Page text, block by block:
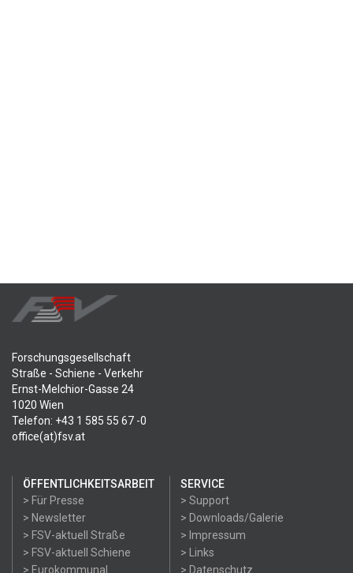
Forschungsgesellschaft
Straße - Schiene - Verkehr
Ernst-Melchior-Gasse 24
1020 Wien
Telefon: +43 1 585 55 67 -0
office(at)fsv.at
ÖFFENTLICHKEITSARBEIT
> Für Presse
> Newsletter
> FSV-aktuell Straße
> FSV-aktuell Schiene
> Eurokommunal
SERVICE
> Support
> Downloads/Galerie
> Impressum
> Links
> Datenschutz